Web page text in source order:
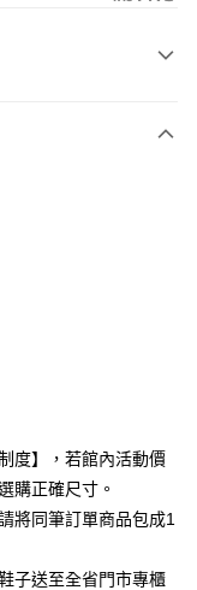
銀行
商業銀行
商業銀行
銀行
灣）商業銀行
銀行
商業銀行
銀行
商業銀行
度】，若館內活動價
購正確尺寸。
將同筆訂單商品包成1
子送至全省門市專櫃